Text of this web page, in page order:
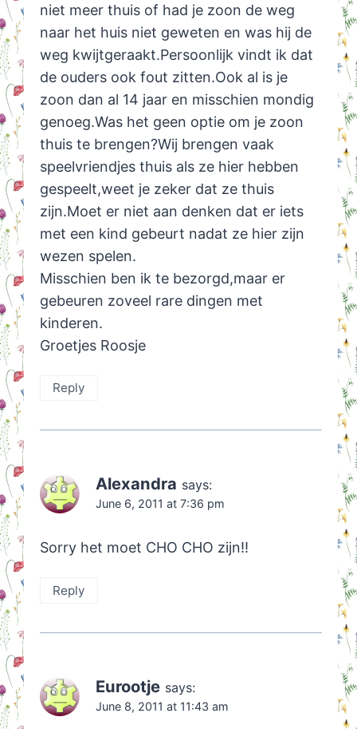
niet meer thuis of had je zoon de weg
naar het huis niet geweten en was hij de
weg kwijtgeraakt.Persoonlijk vindt ik dat
de ouders ook fout zitten.Ook al is je
zoon dan al 14 jaar en misschien mondig
genoeg.Was het geen optie om je zoon
thuis te brengen?Wij brengen vaak
speelvriendjes thuis als ze hier hebben
gespeelt,weet je zeker dat ze thuis
zijn.Moet er niet aan denken dat er iets
met een kind gebeurt nadat ze hier zijn
wezen spelen.
Misschien ben ik te bezorgd,maar er
gebeuren zoveel rare dingen met
kinderen.
Groetjes Roosje
Reply
Alexandra says:
June 6, 2011 at 7:36 pm
Sorry het moet CHO CHO zijn!!
Reply
Eurootje says:
June 8, 2011 at 11:43 am